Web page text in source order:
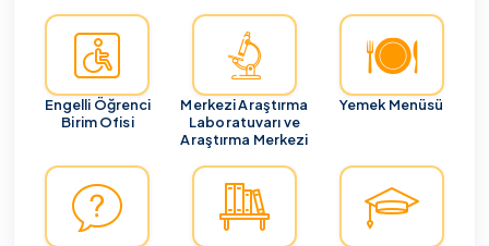
Engelli Öğrenci
Birim Ofisi
Merkezi Araştırma
Laboratuvarı ve
Araştırma Merkezi
Yemek Menüsü